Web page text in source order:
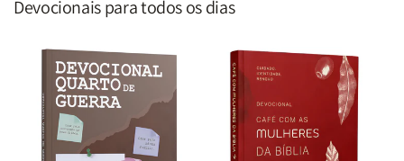
Devocionais para todos os dias